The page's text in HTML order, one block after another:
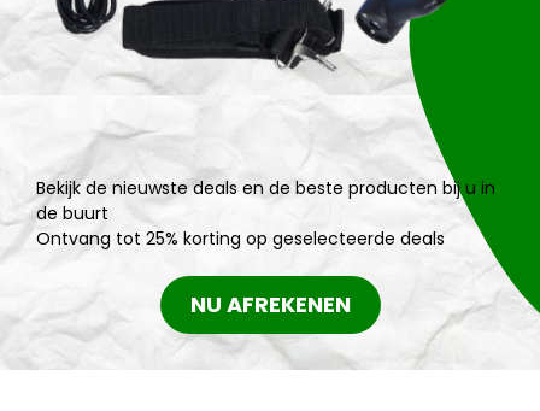
Bekijk de nieuwste deals en de beste producten bij u in
de buurt
Ontvang tot 25% korting op geselecteerde deals
NU AFREKENEN